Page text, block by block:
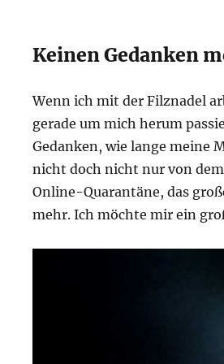
Keinen Gedanken
Wenn ich mit der Filznadel
gerade um mich herum
Gedanken, wie lange meine
nicht doch nicht nur von
Online-Quarantäne, das
mehr. Ich möchte mir ein